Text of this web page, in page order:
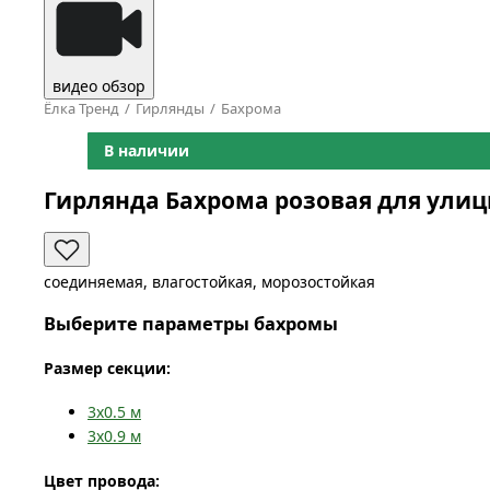
видео обзор
Ёлка Тренд Гирлянды Бахрома
В наличии
Гирлянда Бахрома розовая для
соединяемая, влагостойкая, морозостойкая
Выберите параметры бахромы
Размер секции:
3x0.5 м
3x0.9 м
Цвет провода: